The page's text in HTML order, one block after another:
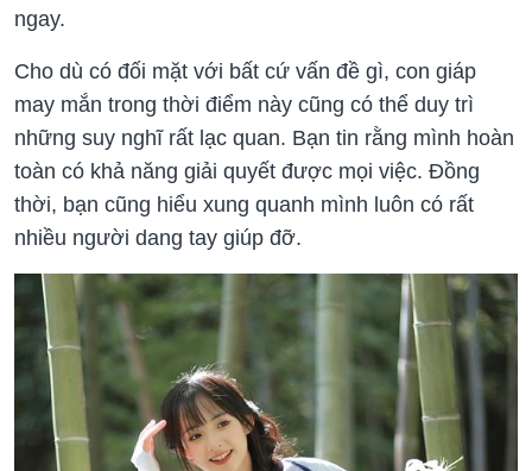
ngay.
Cho dù có đối mặt với bất cứ vấn đề gì, con giáp
may mắn trong thời điểm này cũng có thể duy trì
những suy nghĩ rất lạc quan. Bạn tin rằng mình hoàn
toàn có khả năng giải quyết được mọi việc. Đồng
thời, bạn cũng hiểu xung quanh mình luôn có rất
nhiều người dang tay giúp đỡ.